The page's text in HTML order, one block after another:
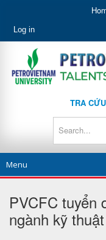
Log in
TRA
Menu
PVCFC tuyển
ngành kỹ thuật